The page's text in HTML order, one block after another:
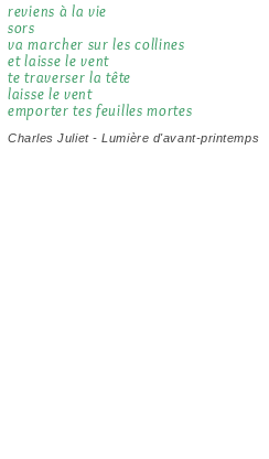
reviens à la vie
sors
va marcher sur les collines
et laisse le vent
te traverser la tête
laisse le vent
emporter tes feuilles mortes
Charles Juliet - Lumière d'avant-printemps